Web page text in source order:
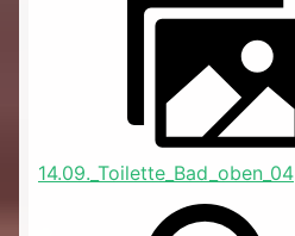
14.09._Toilette_Bad_oben_04